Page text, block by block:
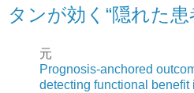
タンが効く“隠れた患
元
Prognosis-anchored
detecting functional benefit